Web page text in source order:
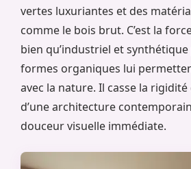
vertes luxuriantes et des
comme le bois brut. C’est la
bien qu’industriel et synthétique
formes organiques lui
avec la nature. Il casse la
d’une architecture
douceur visuelle immédiate.